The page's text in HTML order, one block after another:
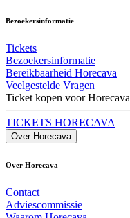
Bezoekersinformatie
Tickets
Bezoekersinformatie
Bereikbaarheid Horecava
Veelgestelde Vragen
Ticket kopen voor Horecava
TICKETS HORECAVA
Over Horecava
Over Horecava
Contact
Adviescommissie